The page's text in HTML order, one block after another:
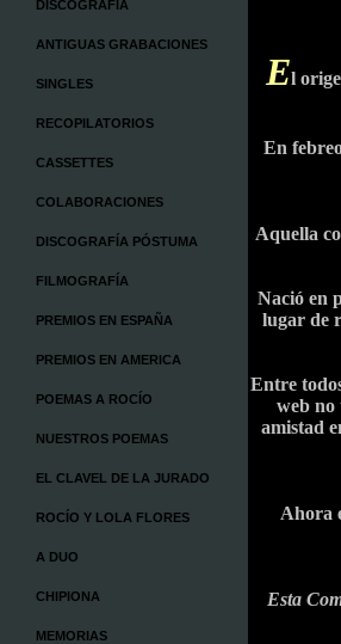
DISCOGRAFÍA
ANTIGUAS GRABACIONES
SINGLES
RECOPILATORIOS
CASSETTES
COLABORACIONES
DISCOGRAFÍA PÓSTUMA
FILMOGRAFÍA
PREMIOS EN ESPAÑA
PREMIOS EN AMERICA
POEMAS A ROCÍO
NUESTROS POEMAS
EL CLAVEL DE LA JURADO
ROCÍO Y LOLA FLORES
A DUO
CHIPIONA
MEMORIAS
El
En
Aquella
Nació en
lugar de
Entre
web no
amistad
Ahora
Esta